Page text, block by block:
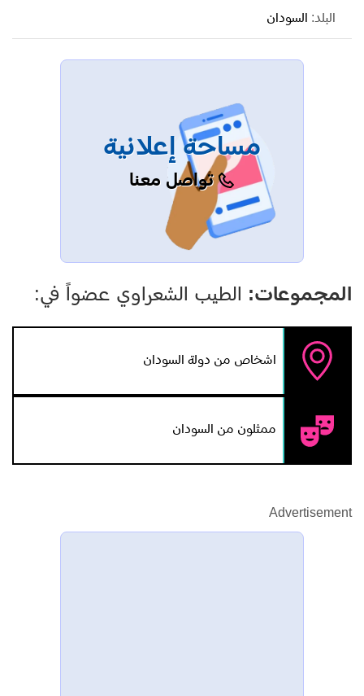
البلد: السودان
مساحة إعلانية
تواصل معنا
المجموعات: الطيب الشعراوي عضواً في:
اشخاص من دولة السودان
ممثلون من السودان
Advertisement